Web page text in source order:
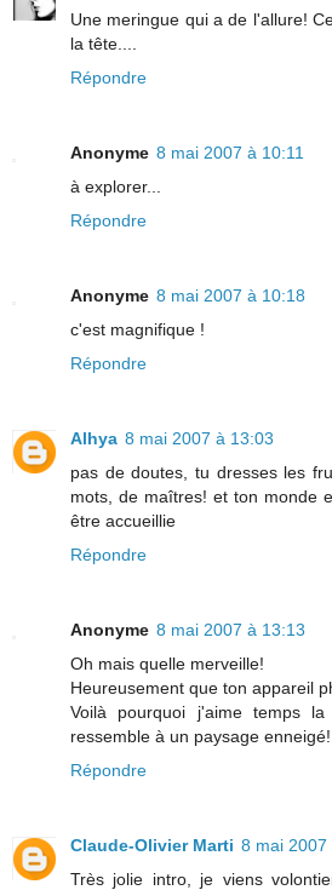
Une meringue qui a de l'allure!
la tête....
Répondre
Anonyme 8 mai 2007 à 10:11
à explorer...
Répondre
Anonyme 8 mai 2007 à 10:18
c'est magnifique !
Répondre
Alhya 8 mai 2007 à 13:03
pas de doutes, tu dresses les
mots, de maîtres! et ton monde
être accueillie
Répondre
Anonyme 8 mai 2007 à 13:13
Oh mais quelle merveille!
Heureusement que ton appareil
Voilà pourquoi j'aime temps
ressemble à un paysage enneigé!
Répondre
Claude-Olivier Marti 8 mai 2007
Très jolie intro, je viens